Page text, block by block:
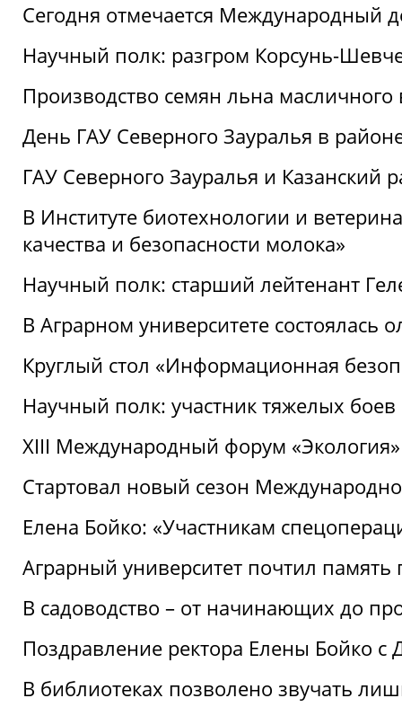
Сегодня отмечается Международный
Научный полк: разгром Корсунь-
Производство семян льна
День ГАУ Северного Зауралья в
ГАУ Северного Зауралья и Казанский
В Институте биотехнологии и
качества и безопасности молока»
Научный полк: старший лейтенант
В Аграрном университете состоялась
Круглый стол «Информационная
Научный полк: участник тяжелых
XIII Международный форум
Стартовал новый сезон
Елена Бойко: «Участникам
Аграрный университет почтил
В садоводство – от начинающих до
Поздравление ректора Елены Бойко
В библиотеках позволено звучать